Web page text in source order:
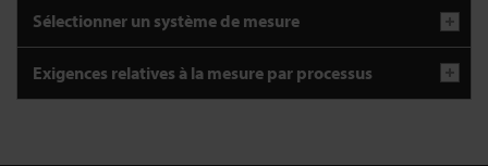
Sélectionner un système de mesure
Exigences relatives à la mesure par processus